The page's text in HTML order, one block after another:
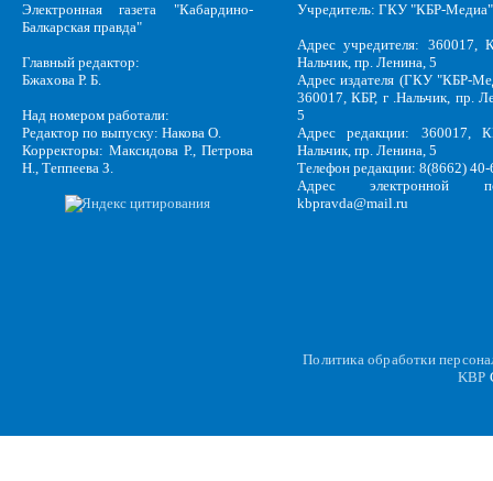
Электронная газета "Кабардино-
Балкарская правда"
Главный редактор:
Бжахова Р. Б.
Над номером работали:
Редактор по выпуску: Накова О.
Корректоры: Максидова Р., Петрова
Н., Теппеева З.
Учредитель: ГКУ "КБР-Медиа"
Адрес учредителя: 360017,
Нальчик, пр. Ленина, 5
Адрес издателя (ГКУ "КБР-
360017, КБР, г .Нальчик, пр.
5
Адрес редакции: 360017,
Нальчик, пр. Ленина, 5
Телефон редакции: 8(8662)
Адрес электронной
kbpravda@mail.ru
Политика обработки
KBP